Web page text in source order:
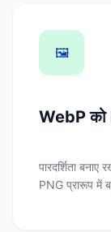
🖼️
WebP को
पारदर्शिता
PNG प्रारूप में